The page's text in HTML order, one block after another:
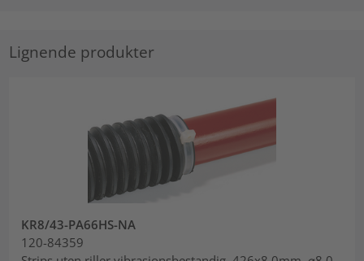
Lignende produkter
KR8/43-PA66HS-NA
120-84359